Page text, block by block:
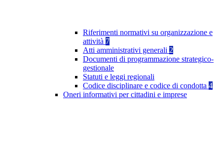
Riferimenti normativi su organizzazione e
attività 7
Atti amministrativi generali 2
Documenti di programmazione strategico-
gestionale
Statuti e leggi regionali
Codice disciplinare e codice di condotta 4
Oneri informativi per cittadini e imprese